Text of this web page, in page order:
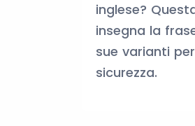
inglese?
insegna la
sue varianti
sicurezza.